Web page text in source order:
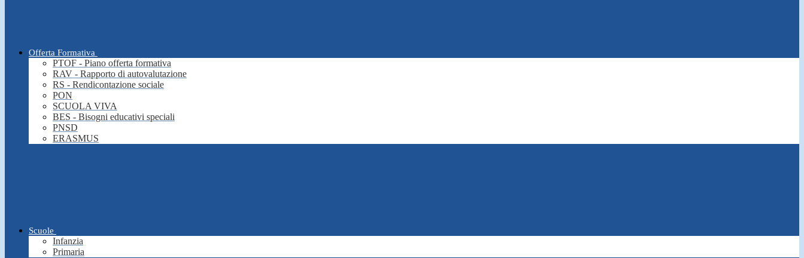
Offerta Formativa
PTOF - Piano offerta formativa
RAV - Rapporto di autovalutazione
RS - Rendicontazione sociale
PON
SCUOLA VIVA
BES - Bisogni educativi speciali
PNSD
ERASMUS
Scuole
Infanzia
Primaria